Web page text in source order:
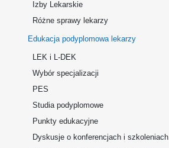
Izby Lekarskie
Różne sprawy lekarzy
Edukacja podyplomowa lekarzy
LEK i L-DEK
Wybór specjalizacji
PES
Studia podyplomowe
Punkty edukacyjne
Dyskusje o konferencjach i szkoleniach